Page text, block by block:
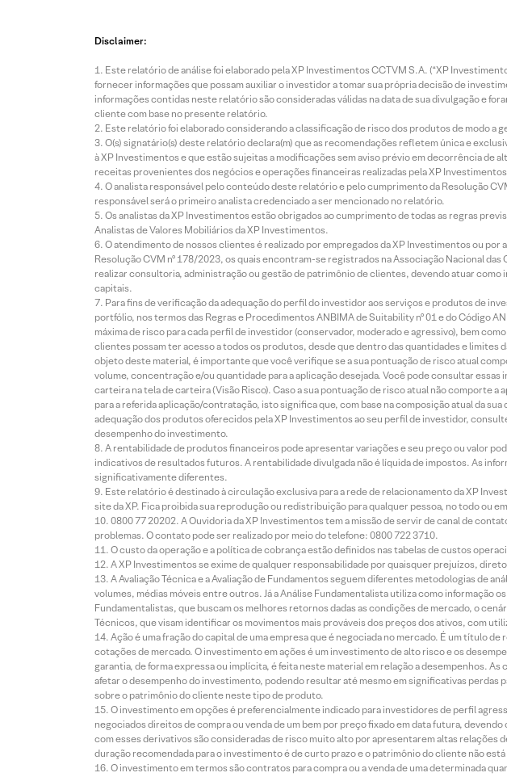
Disclaimer:
Este relatório de análise foi elaborado pela XP Investimentos CCTVM S.A. (“XP
fornecer informações que possam auxiliar o investidor a tomar sua própria decisão de
informações contidas neste relatório são consideradas válidas na data de sua divulgação e
cliente com base no presente relatório.
Este relatório foi elaborado considerando a classificação de risco dos produtos de modo a
O(s) signatário(s) deste relatório declara(m) que as recomendações refletem única e
à XP Investimentos e que estão sujeitas a modificações sem aviso prévio em decorrência de
receitas provenientes dos negócios e operações financeiras realizadas pela XP
O analista responsável pelo conteúdo deste relatório e pelo cumprimento da Resolução
responsável será o primeiro analista credenciado a ser mencionado no relatório.
Os analistas da XP Investimentos estão obrigados ao cumprimento de todas as regras
Analistas de Valores Mobiliários da XP Investimentos.
O atendimento de nossos clientes é realizado por empregados da XP Investimentos ou
Resolução CVM nº 178/2023, os quais encontram-se registrados na Associação Nacional
realizar consultoria, administração ou gestão de patrimônio de clientes, devendo atuar
capitais.
Para fins de verificação da adequação do perfil do investidor aos serviços e produtos de
portfólio, nos termos das Regras e Procedimentos ANBIMA de Suitability nº 01 e do Código
máxima de risco para cada perfil de investidor (conservador, moderado e agressivo), bem
clientes possam ter acesso a todos os produtos, desde que dentro das quantidades e
objeto deste material, é importante que você verifique se a sua pontuação de risco atual
volume, concentração e/ou quantidade para a aplicação desejada. Você pode consultar
carteira na tela de carteira (Visão Risco). Caso a sua pontuação de risco atual não comporte
para a referida aplicação/contratação, isto significa que, com base na composição atual da
adequação dos produtos oferecidos pela XP Investimentos ao seu perfil de investidor,
desempenho do investimento.
A rentabilidade de produtos financeiros pode apresentar variações e seu preço ou valor
indicativos de resultados futuros. A rentabilidade divulgada não é líquida de impostos. As
significativamente diferentes.
Este relatório é destinado à circulação exclusiva para a rede de relacionamento da XP
site da XP. Fica proibida sua reprodução ou redistribuição para qualquer pessoa, no todo ou
0800 77 20202. A Ouvidoria da XP Investimentos tem a missão de servir de canal de
problemas. O contato pode ser realizado por meio do telefone: 0800 722 3710.
O custo da operação e a política de cobrança estão definidos nas tabelas de custos
A XP Investimentos se exime de qualquer responsabilidade por quaisquer prejuízos,
A Avaliação Técnica e a Avaliação de Fundamentos seguem diferentes metodologias de
volumes, médias móveis entre outros. Já a Análise Fundamentalista utiliza como informação
Fundamentalistas, que buscam os melhores retornos dadas as condições de mercado, o
Técnicos, que visam identificar os movimentos mais prováveis dos preços dos ativos, com
Ação é uma fração do capital de uma empresa que é negociada no mercado. É um título
cotações de mercado. O investimento em ações é um investimento de alto risco e os
garantia, de forma expressa ou implícita, é feita neste material em relação a desempenhos.
afetar o desempenho do investimento, podendo resultar até mesmo em significativas
sobre o patrimônio do cliente neste tipo de produto.
O investimento em opções é preferencialmente indicado para investidores de perfil
negociados direitos de compra ou venda de um bem por preço fixado em data futura,
com esses derivativos são consideradas de risco muito alto por apresentarem altas
duração recomendada para o investimento é de curto prazo e o patrimônio do cliente não
O investimento em termos são contratos para compra ou a venda de uma determinada